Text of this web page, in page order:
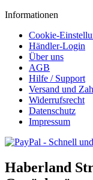
Informationen
Cookie-
Händler-Login
Über uns
AGB
Hilfe / Support
Versand und
Widerrufsrecht
Datenschutz
Impressum
Haberland